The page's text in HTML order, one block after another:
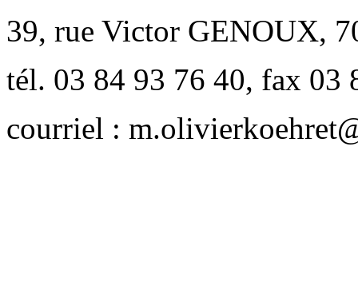
39, rue Victor GENOUX,
tél. 03 84 93 76 40, fax 03
courriel :